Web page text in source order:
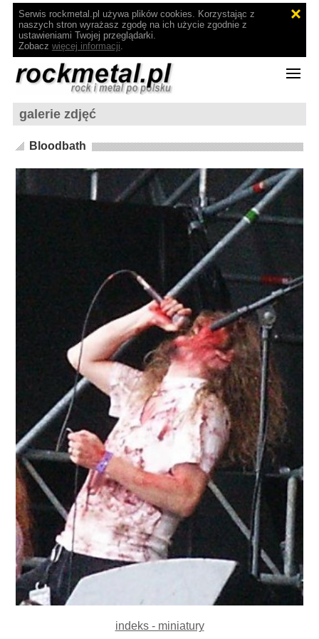
Serwis rockmetal.pl używa plików cookies. Korzystając z
naszych stron wyrażasz zgodę na ich użycie zgodnie z
ustawieniami Twojej przeglądarki.
Zobacz więcej informacji.
galerie zdjęć
Bloodbath
indeks - miniatury